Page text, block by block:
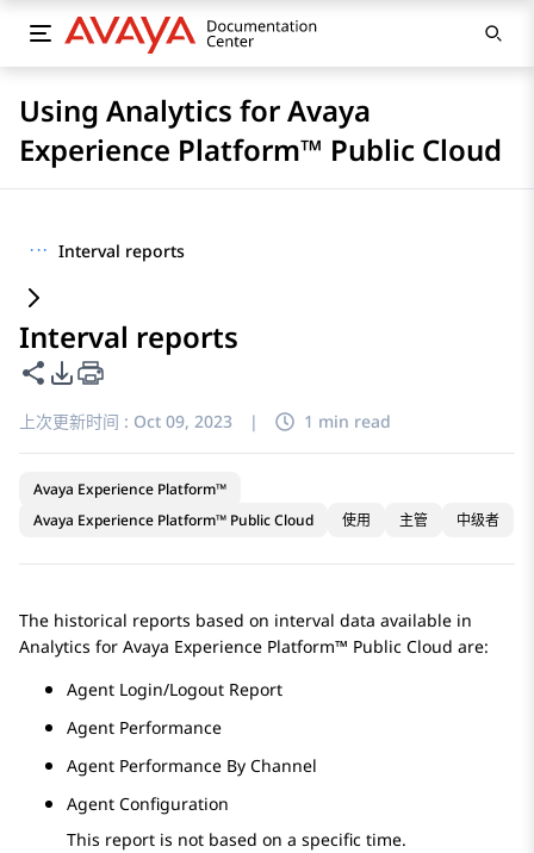
Using Analytics for Avaya
Experience Platform™ Public Cloud
··· Interval reports
Interval reports
共享此页面
PDF 导出选项
上次更新时间 : Oct 09, 2023 | 1 min read
Avaya Experience Platform™
Avaya Experience Platform™ Public Cloud
使用 主管 中级者
The historical reports based on interval data available in
Analytics for Avaya Experience Platform™ Public Cloud are:
Agent Login/Logout Report
Agent Performance
Agent Performance By Channel
Agent Configuration
This report is not based on a specific time.